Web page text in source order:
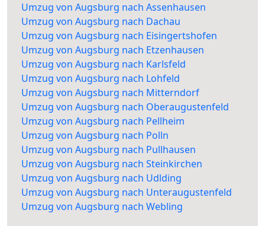
Umzug von Augsburg nach Assenhausen
Umzug von Augsburg nach Dachau
Umzug von Augsburg nach Eisingertshofen
Umzug von Augsburg nach Etzenhausen
Umzug von Augsburg nach Karlsfeld
Umzug von Augsburg nach Lohfeld
Umzug von Augsburg nach Mitterndorf
Umzug von Augsburg nach Oberaugustenfeld
Umzug von Augsburg nach Pellheim
Umzug von Augsburg nach Polln
Umzug von Augsburg nach Pullhausen
Umzug von Augsburg nach Steinkirchen
Umzug von Augsburg nach Udlding
Umzug von Augsburg nach Unteraugustenfeld
Umzug von Augsburg nach Webling